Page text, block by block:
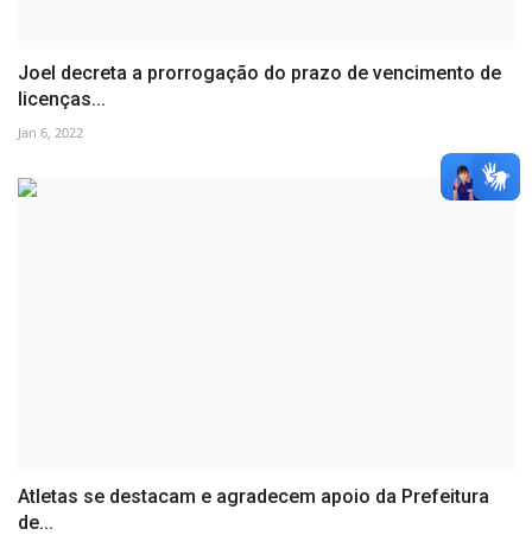
Joel decreta a prorrogação do prazo de vencimento de
licenças...
Jan 6, 2022
Atletas se destacam e agradecem apoio da Prefeitura
de...